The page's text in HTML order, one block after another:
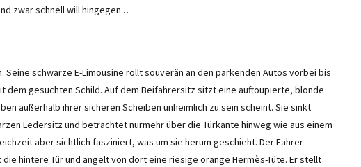
zwar schnell will hingegen …
schwarze E-Limousine rollt souverän an den parkenden Autos vorbei bis
dem gesuchten Schild. Auf dem Beifahrersitz sitzt eine auftoupierte, blonde
außerhalb ihrer sicheren Scheiben unheimlich zu sein scheint. Sie sinkt
Ledersitz und betrachtet nurmehr über die Türkante hinweg wie aus einem
aber sichtlich fasziniert, was um sie herum geschieht. Der Fahrer
hintere Tür und angelt von dort eine riesige orange Hermès-Tüte. Er stellt